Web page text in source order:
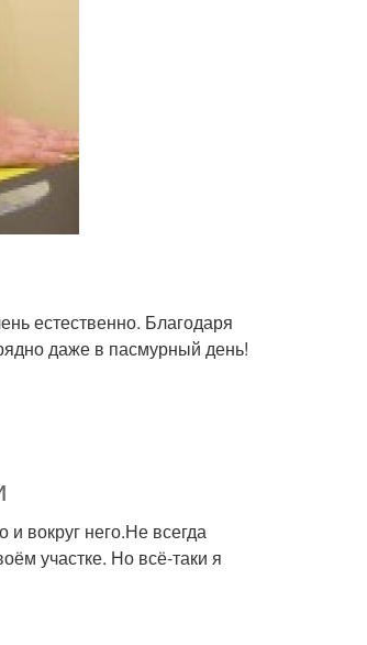
естественно. Благодаря
даже в пасмурный день!
вокруг него.Не всегда
участке. Но всё-таки я